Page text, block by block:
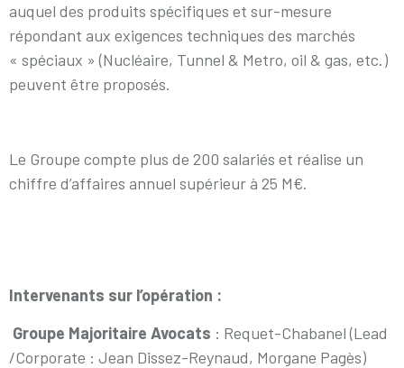
auquel des produits spécifiques et sur-mesure
répondant aux exigences techniques des marchés
« spéciaux » (Nucléaire, Tunnel & Metro, oil & gas, etc.)
peuvent être proposés.
Le Groupe compte plus de 200 salariés et réalise un
chiffre d’affaires annuel supérieur à 25 M€.
Intervenants sur l’opération :
Groupe Majoritaire Avocats : Requet-Chabanel (Lead
/Corporate : Jean Dissez-Reynaud, Morgane Pagès)